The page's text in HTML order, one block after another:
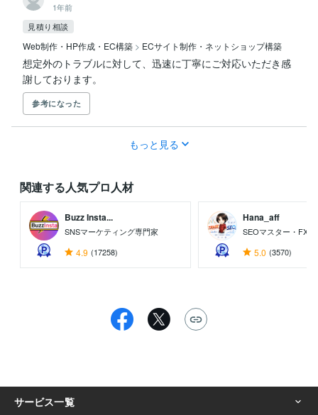
1年前
見積り相談
Web制作・HP作成・EC構築 > ECサイト制作・ネットショップ構築
想定外のトラブルに対して、迅速に丁寧にご対応いただき感
謝しております。
参考になった
もっと見る
関連する人気プロ人材
Buzz Insta...
SNSマーケティング専門家
4.9 (17258)
Hana_aff
SEOマスター・FX
5.0 (3570)